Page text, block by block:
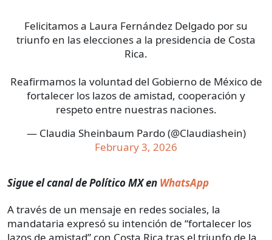
Felicitamos a Laura Fernández Delgado por su
triunfo en las elecciones a la presidencia de Costa
Rica.
Reafirmamos la voluntad del Gobierno de México de
fortalecer los lazos de amistad, cooperación y
respeto entre nuestras naciones.
— Claudia Sheinbaum Pardo (@Claudiashein)
February 3, 2026
Sigue el canal de Político MX en WhatsApp
A través de un mensaje en redes sociales, la
mandataria expresó su intención de “fortalecer los
lazos de amistad” con Costa Rica tras el triunfo de la